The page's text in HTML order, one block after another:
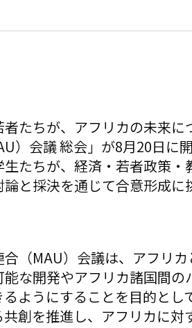
たちが、アフリカの未来に
）会議 総会」が8月20日に
たちが、経済・若者政策・
と採決を通じて合意形成に
（MAU）会議は、アフリ
な開発やアフリカ諸国間の
ようにすることを目的とし
創を推進し、アフリカに対